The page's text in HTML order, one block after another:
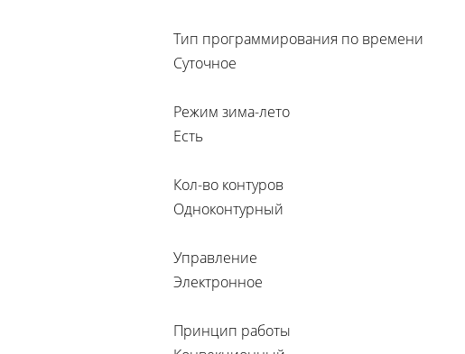
Тип программирования по времени
Суточное
Режим зима-лето
Есть
Кол-во контуров
Одноконтурный
Управление
Электронное
Принцип работы